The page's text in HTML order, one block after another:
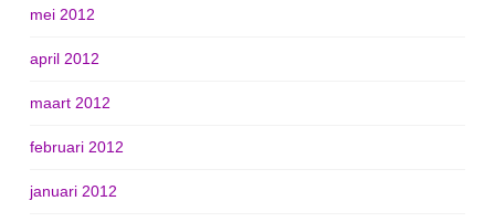
mei 2012
april 2012
maart 2012
februari 2012
januari 2012